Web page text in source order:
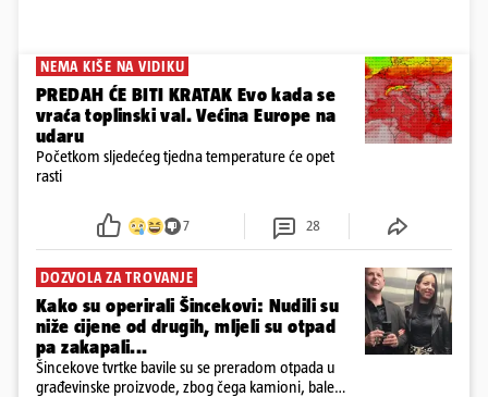
NEMA KIŠE NA VIDIKU
PREDAH ĆE BITI KRATAK Evo kada se
vraća toplinski val. Većina Europe na
udaru
Početkom sljedećeg tjedna temperature će opet
rasti
7 28
DOZVOLA ZA TROVANJE
Kako su operirali Šincekovi: Nudili su
niže cijene od drugih, mljeli su otpad
pa zakapali...
Šincekove tvrtke bavile su se preradom otpada u
građevinske proizvode, zbog čega kamioni, bale